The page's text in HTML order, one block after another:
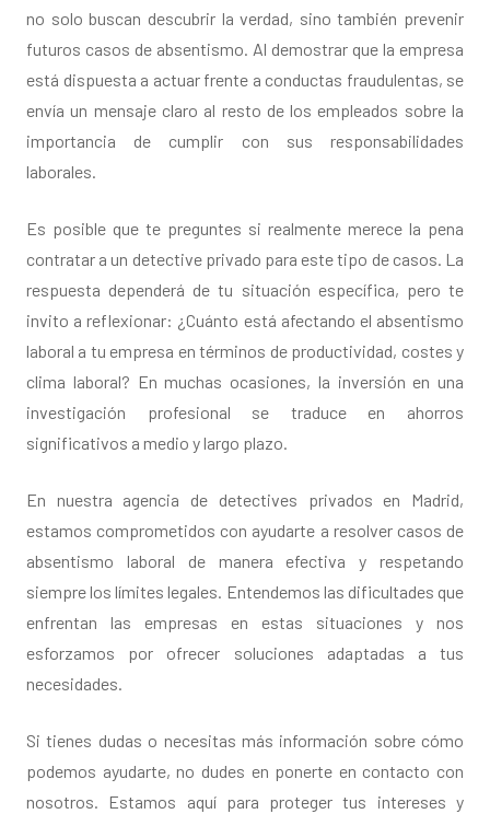
no solo buscan descubrir la verdad, sino también prevenir
futuros casos de absentismo. Al demostrar que la empresa
está dispuesta a actuar frente a conductas fraudulentas, se
envía un mensaje claro al resto de los empleados sobre la
importancia de cumplir con sus responsabilidades
laborales.
Es posible que te preguntes si realmente merece la pena
contratar a un detective privado para este tipo de casos. La
respuesta dependerá de tu situación específica, pero te
invito a reflexionar: ¿Cuánto está afectando el absentismo
laboral a tu empresa en términos de productividad, costes y
clima laboral? En muchas ocasiones, la inversión en una
investigación profesional se traduce en ahorros
significativos a medio y largo plazo.
En nuestra agencia de detectives privados en Madrid,
estamos comprometidos con ayudarte a resolver casos de
absentismo laboral de manera efectiva y respetando
siempre los límites legales. Entendemos las dificultades que
enfrentan las empresas en estas situaciones y nos
esforzamos por ofrecer soluciones adaptadas a tus
necesidades.
Si tienes dudas o necesitas más información sobre cómo
podemos ayudarte, no dudes en ponerte en contacto con
nosotros. Estamos aquí para proteger tus intereses y